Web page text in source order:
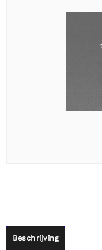
Beschrijving